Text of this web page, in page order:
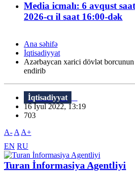
Media icmalı: 6 avqust
2026-cı il saat 16:00-dək
Ana səhifə
İqtisadiyyat
Azərbaycan xarici dövlət
endirib
İqtisadiyyat
16 İyul 2022, 13:19
703
A- A A+
EN RU
Turan İnformasiya Agentliyi